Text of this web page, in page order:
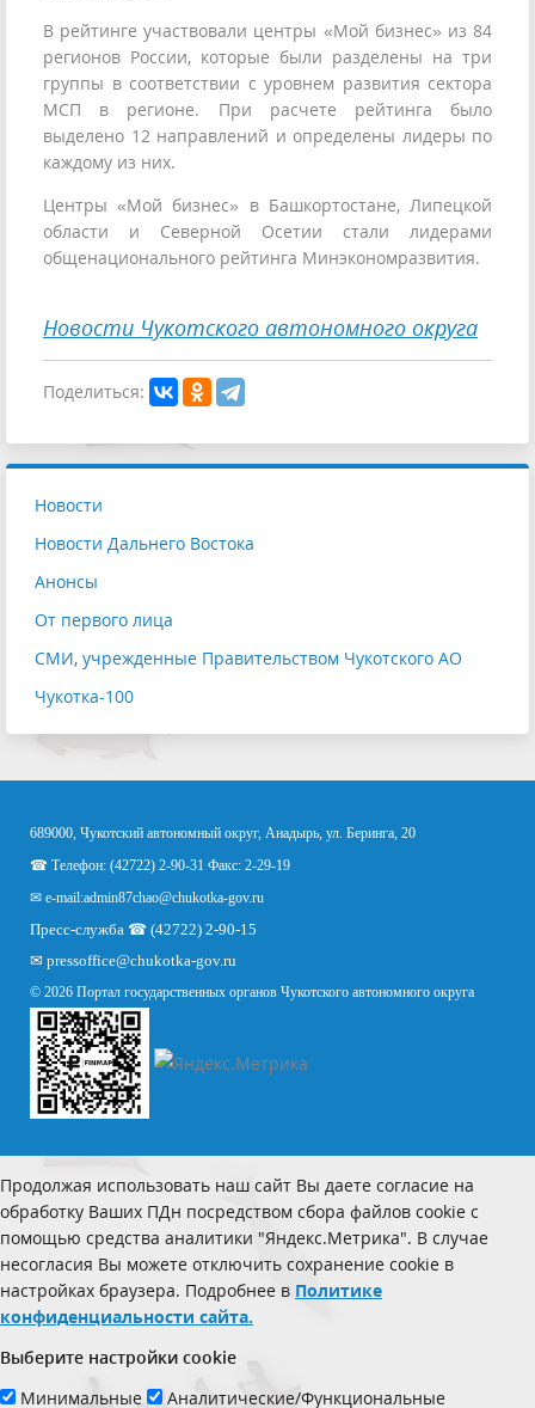
В рейтинге участвовали центры «Мой бизнес» из 84
регионов России, которые были разделены на три
группы в соответствии с уровнем развития сектора
МСП в регионе. При расчете рейтинга было
выделено 12 направлений и определены лидеры по
каждому из них.
Центры «Мой бизнес» в Башкортостане, Липецкой
области и Северной Осетии стали лидерами
общенационального рейтинга Минэкономразвития.
Новости Чукотского автономного округа
Поделиться:
Новости
Новости Дальнего Востока
Анонсы
От первого лица
СМИ, учрежденные Правительством Чукотского АО
Чукотка-100
689000, Чукотский автономный округ, Анадырь, ул. Беринга, 20
☎ Телефон: (42722) 2-90-31 Факс: 2-29-19
✉ e-mail:admin87chao@chukotka-gov.ru
Пресс-служба ☎ (42722) 2-90-15
✉ pressoffice@chukotka-gov.ru
© 2026 Портал государственных органов Чукотского автономного округа
Продолжая использовать наш сайт Вы даете согласие на
обработку Ваших ПДн посредством сбора файлов cookie с
помощью средства аналитики "Яндекс.Метрика". В случае
несогласия Вы можете отключить сохранение cookie в
настройках браузера. Подробнее в Политике
конфиденциальности сайта.
Выберите настройки cookie
Минимальные
Аналитические/Функциональные